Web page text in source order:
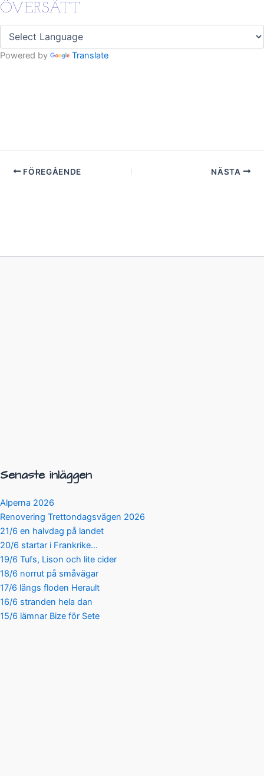
ÖVERSÄTT
Powered by Translate
FÖREGÅENDE NÄSTA
Senaste inläggen
Alperna 2026
Renovering Trettondagsvägen 2026
21/6 en halvdag på landet
20/6 startar i Frankrike…
19/6 Tufs, Lison och lite cider
18/6 norrut på småvägar
17/6 längs floden Herault
16/6 stranden hela dan
15/6 lämnar Bize för Sete